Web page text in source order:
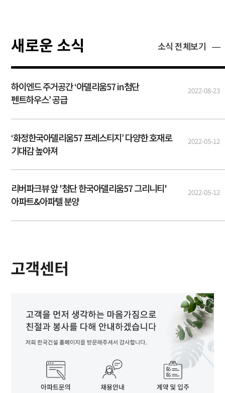
새로운 소식 소식 전체보기
하이엔드 주거공간 ‘아델리움57 in첨단
펜트하우스’ 공급
2022-08-23
‘화정한국아델리움57 프레스티지’ 다양한 호재로
기대감 높아져
2022-05-12
리버파크뷰 앞 '첨단 한국아델리움57 그리니티'
아파트&아파텔 분양
2022-05-12